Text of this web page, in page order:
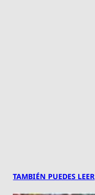
TAMBIÉN PUEDES LEER